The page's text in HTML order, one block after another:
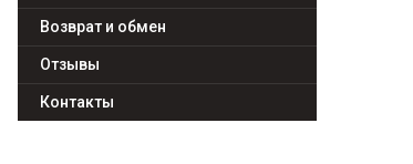
Возврат и обмен
Отзывы
Контакты